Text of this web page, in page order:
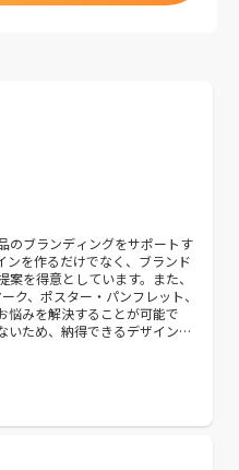
のブランディングをサポートす
ンを作るだけでなく、ブランド
を得意としています。また、
ク、ポスター・パンフレット、
悩みを解決することが可能で
いため、納得できるデザイン作